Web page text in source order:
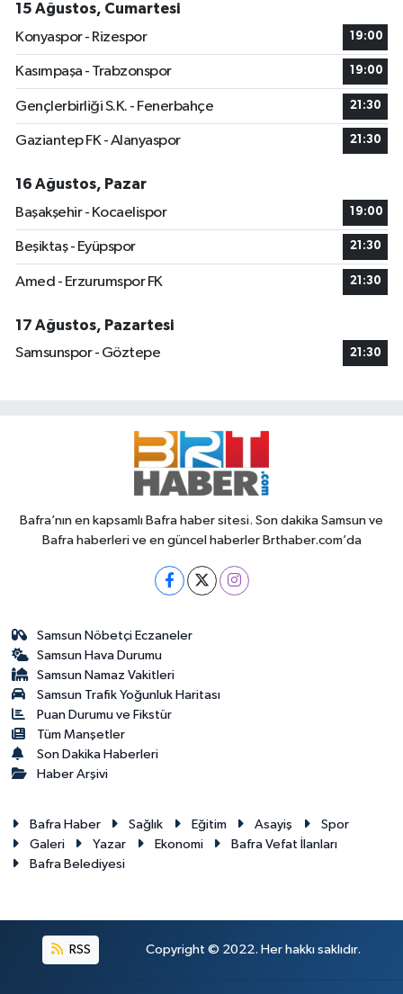
15 Ağustos, Cumartesi
Konyaspor - Rizespor
19:00
Kasımpaşa - Trabzonspor 19:00
Gençlerbirliği S.K. - Fenerbahçe 21:30
Gaziantep FK - Alanyaspor 21:30
16 Ağustos, Pazar
Başakşehir - Kocaelispor
19:00
Beşiktaş - Eyüpspor 21:30
Amed - Erzurumspor FK 21:30
17 Ağustos, Pazartesi
Samsunspor - Göztepe
21:30
Bafra’nın en kapsamlı Bafra haber sitesi. Son dakika Samsun ve
Bafra haberleri ve en güncel haberler Brthaber.com’da
Samsun Nöbetçi Eczaneler
Samsun Hava Durumu
Samsun Namaz Vakitleri
Samsun Trafik Yoğunluk Haritası
Puan Durumu ve Fikstür
Tüm Manşetler
Son Dakika Haberleri
Haber Arşivi
Bafra Haber Sağlık Eğitim Asayiş
Spor
Galeri
Yazar Ekonomi
Bafra Vefat İlanları
Bafra Belediyesi
RSS Copyright © 2022. Her hakkı saklıdır.